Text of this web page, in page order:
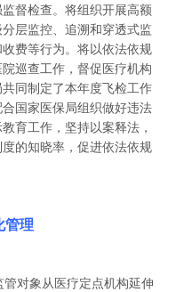
督检查。将组织开展高额
层监控、追溯和穿透式监
费等行为。将以依法依规
巡查工作，督促医疗机构
同制定了本年度飞检工作
国家医保局组织做好违法
育工作，坚持以案释法，
的知晓率，促进依法依规
管理
对象从医疗定点机构延伸